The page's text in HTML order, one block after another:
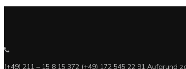
(+49) 211 – 15 8 15 372 (+49) 172 545 22 91 Aufgrund